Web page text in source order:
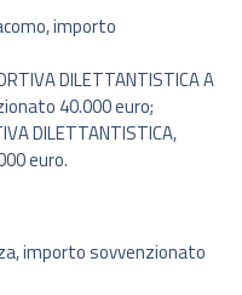
importo
DILETTANTISTICA A
40.000 euro;
DILETTANTISTICA,
euro.
importo sovvenzionato